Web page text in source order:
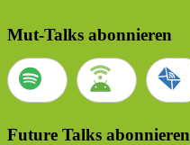
Mut-Talks abonnieren
Future Talks abonnieren